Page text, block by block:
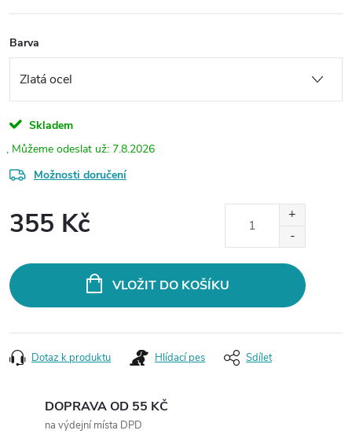
Barva
Skladem
7.8.2026
Možnosti doručení
355 Kč
VLOŽIT DO KOŠÍKU
Dotaz k produktu Hlídací pes Sdílet
DOPRAVA OD 55 KČ
na výdejní místa DPD